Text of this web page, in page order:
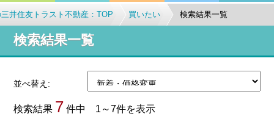
井住友トラスト不動産：TOP 買いたい 検索結果一覧
検索結果一覧
並べ替え:
検索結果 7 件中 1～7件を表示